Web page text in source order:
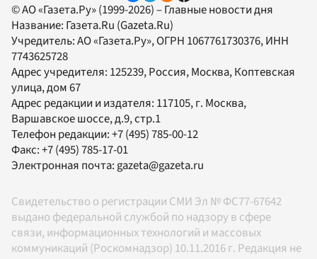
© АО «Газета.Ру» (1999-2026) – Главные новости дня
Название: Газета.Ru (Gazeta.Ru)
Учредитель:АО «Газета.Ру», ОГРН 1067761730376, ИНН
7743625728
Адрес учредителя: 125239, Россия, Москва, Коптевская
улица, дом 67
Адрес редакции и издателя: 117105, г. Москва,
Варшавское шоссе, д.9, стр.1
Телефон редакции:+7 (495) 785-00-12
Факс:+7 (495) 785-17-01
Электронная почта:gazeta@gazeta.ru
Свидетельство о регистрации СМИ Эл № ФС77-67642
выдано федеральной службой по надзору в сфере
связи, информационных технологий и массовых
коммуникаций (Роскомнадзор) 10.11.2016 г. Редакция не